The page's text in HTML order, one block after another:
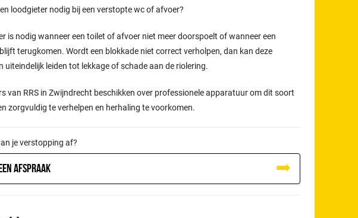
loodgieter nodig bij een verstopte wc of afvoer?
is nodig wanneer een toilet of afvoer niet meer doorspoelt of wanneer een
terugkomen. Wordt een blokkade niet correct verholpen, dan kan deze
uiteindelijk leiden tot lekkage of schade aan de riolering.
van RRS in Zwijndrecht beschikken over professionele apparatuur om dit soort
zorgvuldig te verhelpen en herhaling te voorkomen.
je verstopping af?
afspraak